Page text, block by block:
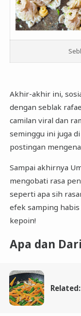
Akhir-akhir ini,
dengan seblak
camilan viral dan
seminggu ini juga
postingan
Sampai akhirnya
mengobati rasa
seperti apa sih
efek samping habis
kepoin!
Apa dan
Related: